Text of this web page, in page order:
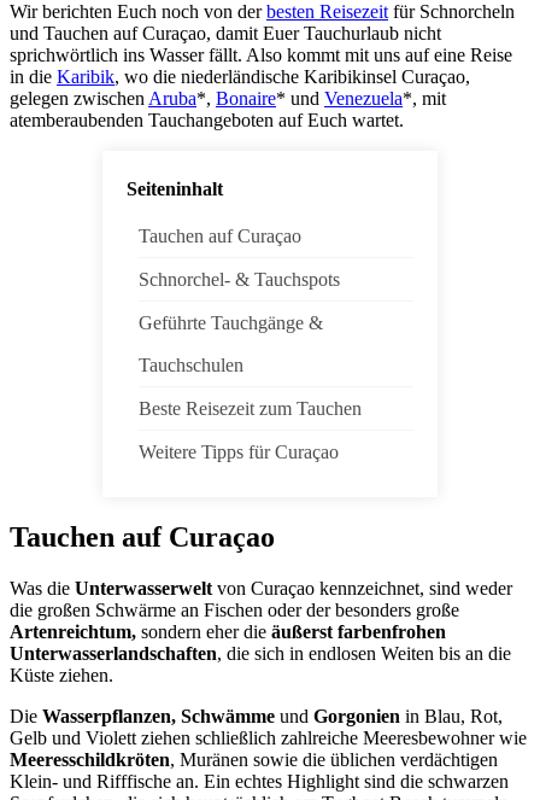
Wir berichten Euch noch von derbesten Reisezeit für Schnorcheln
und Tauchen auf Curaçao, damit Euer Tauchurlaub nicht
sprichwörtlich ins Wasser fällt. Also kommt mit uns auf eine Reise
in die Karibik, wo die niederländische Karibikinsel Curaçao,
gelegen zwischen Aruba*, Bonaire* und Venezuela*, mit
atemberaubenden Tauchangeboten auf Euch wartet.
Seiteninhalt
Tauchen auf Curaçao
Schnorchel- & Tauchspots
Geführte Tauchgänge &
Tauchschulen
Beste Reisezeit zum Tauchen
Weitere Tipps für Curaçao
Tauchen auf Curaçao
Was die Unterwasserwelt von Curaçao kennzeichnet, sind weder
die großen Schwärme an Fischen oder der besonders große
Artenreichtum, sondern eher die äußerst farbenfrohen
Unterwasserlandschaften, die sich in endlosen Weiten bis an die
Küste ziehen.
Die Wasserpflanzen, Schwämme und Gorgonien in Blau, Rot,
Gelb und Violett ziehen schließlich zahlreiche Meeresbewohner wie
Meeresschildkröten, Muränen sowie die üblichen verdächtigen
Klein- und Rifffische an. Ein echtes Highlight sind die schwarzen